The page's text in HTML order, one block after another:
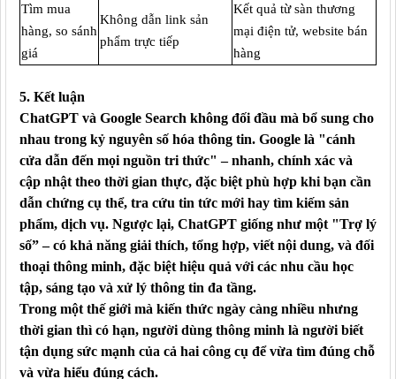
Tìm mua
hàng, so sánh
giá
Không dẫn link sản
phẩm trực tiếp
Kết quả từ sàn thương
mại điện tử, website bán
hàng
5. Kết luận
ChatGPT và Google Search không đối đầu mà bổ sung cho
nhau trong kỷ nguyên số hóa thông tin. Google là "cánh
cửa dẫn đến mọi nguồn tri thức" – nhanh, chính xác và
cập nhật theo thời gian thực, đặc biệt phù hợp khi bạn cần
dẫn chứng cụ thể, tra cứu tin tức mới hay tìm kiếm sản
phẩm, dịch vụ. Ngược lại, ChatGPT giống như một "Trợ lý
số” – có khả năng giải thích, tổng hợp, viết nội dung, và đối
thoại thông minh, đặc biệt hiệu quả với các nhu cầu học
tập, sáng tạo và xử lý thông tin đa tầng.
Trong một thế giới mà kiến thức ngày càng nhiều nhưng
thời gian thì có hạn, người dùng thông minh là người biết
tận dụng sức mạnh của cả hai công cụ để vừa tìm đúng chỗ
và vừa hiểu đúng cách.